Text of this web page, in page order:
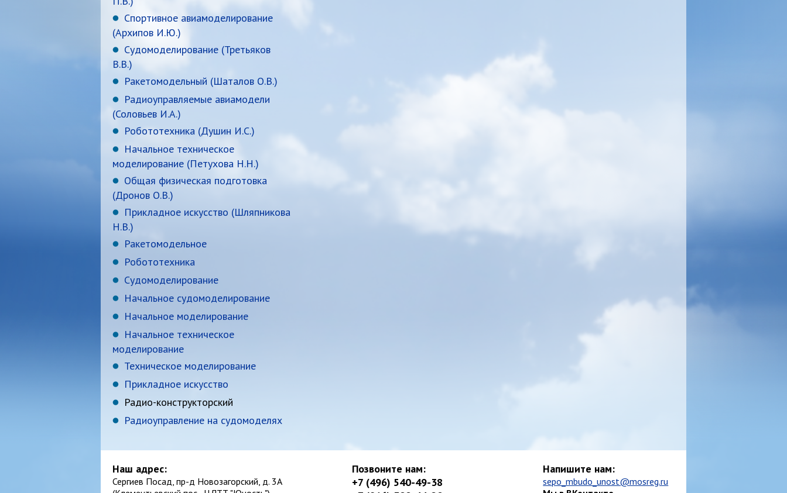
Спортивное авиамоделирование
(Архипов И.Ю.)
Судомоделирование (Третьяков
В.В.)
Ракетомодельный (Шаталов О.В.)
Радиоуправляемые авиамодели
(Соловьев И.А.)
Робототехника (Душин И.С.)
Начальное техническое
моделирование (Петухова Н.Н.)
Общая физическая подготовка
(Дронов О.В.)
Прикладное искусство (Шляпникова
Н.В.)
Ракетомодельное
Робототехника
Судомоделирование
Начальное судомоделирование
Начальное моделирование
Начальное техническое
моделирование
Техническое моделирование
Прикладное искусство
Радио-конструкторский
Радиоуправление на судомоделях
Наш адрес:
Сергиев Посад, пр-д Новозагорский, д. 3А
Позвоните нам:
+7 (496) 540-49-38
Напишите нам:
sepo_mbudo_unost@mosreg.ru